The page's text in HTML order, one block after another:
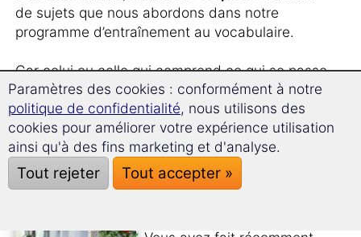
de sujets que nous abordons dans notre
programme d’entraînement au vocabulaire.
Car celui ou celle qui comprend ce qui se passe
autour de soi, ne peut pas ensuite dire qu’il ou
elle n’aurait rien su...
Un complément intéressant – et pas
seulement pour célibataires.
Paramètres des cookies : conformément à notre
politique de confidentialité, nous utilisons des
cookies pour améliorer votre expérience utilisation
ainsi qu'à des fins marketing et d'analyse.
Tout rejeter Tout accepter »